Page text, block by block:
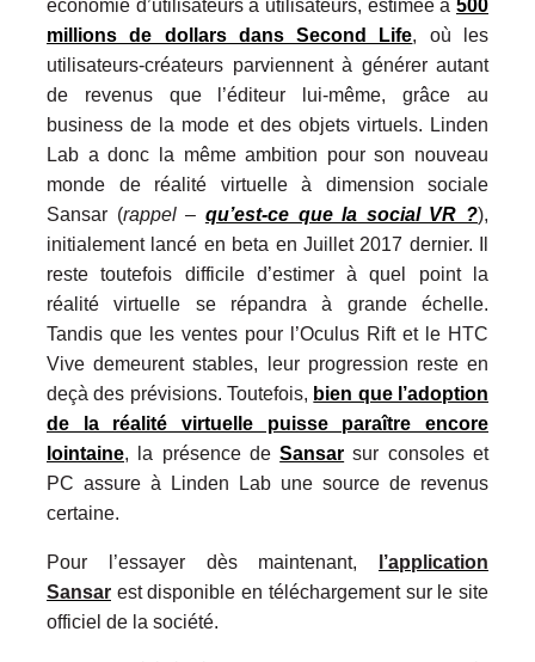
économie d’utilisateurs à utilisateurs, estimée à 500
millions de dollars dans Second Life, où les
utilisateurs-créateurs parviennent à générer autant
de revenus que l’éditeur lui-même, grâce au
business de la mode et des objets virtuels. Linden
Lab a donc la même ambition pour son nouveau
monde de réalité virtuelle à dimension sociale
Sansar (rappel – qu’est-ce que la social VR ?),
initialement lancé en beta en Juillet 2017 dernier. Il
reste toutefois difficile d’estimer à quel point la
réalité virtuelle se répandra à grande échelle.
Tandis que les ventes pour l’Oculus Rift et le HTC
Vive demeurent stables, leur progression reste en
deçà des prévisions. Toutefois, bien que l’adoption
de la réalité virtuelle puisse paraître encore
lointaine, la présence deSansar sur consoles et
PC assure à Linden Lab une source de revenus
certaine.
Pour l’essayer dès maintenant,
l’application
Sansar est disponible en téléchargement sur le site
officiel de la société.